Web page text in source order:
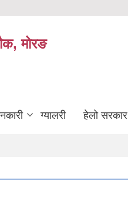
मोरङ
ग्यालरी हेलो सरकार